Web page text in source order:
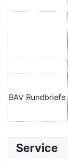
BAV Rundbriefe
Service